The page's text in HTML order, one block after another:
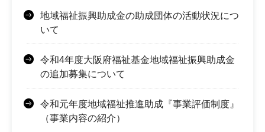
地域福祉振興助成金の助成団体の活動状況につ
いて
令和4年度大阪府福祉基金地域福祉振興助成金
の追加募集について
令和元年度地域福祉推進助成『事業評価制度』
（事業内容の紹介）